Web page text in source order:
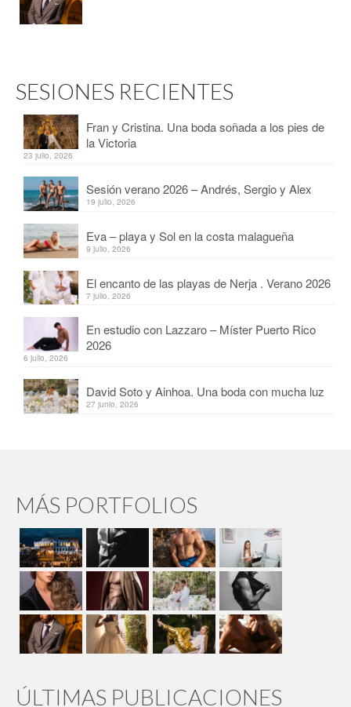
SESIONES RECIENTES
Fran y Cristina. Una boda soñada a los pies de
la Victoria
23 julio, 2026
Sesión verano 2026 – Andrés, Sergio y Alex
19 julio, 2026
Eva – playa y Sol en la costa malagueña
9 julio, 2026
El encanto de las playas de Nerja . Verano 2026
7 julio, 2026
En estudio con Lazzaro – Míster Puerto Rico
2026
6 julio, 2026
David Soto y Ainhoa. Una boda con mucha luz
27 junio, 2026
MÁS PORTFOLIOS
ÚLTIMAS PUBLICACIONES